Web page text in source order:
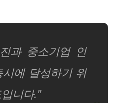
과 중소기업 인
에 달성하기 위
니다."